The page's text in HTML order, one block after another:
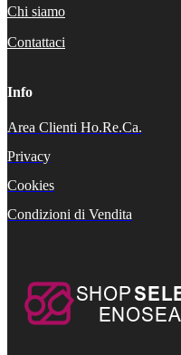
Chi siamo
Contattaci
Info
Area Clienti Ho.Re.Ca.
Privacy
Cookies
Condizioni di Vendita